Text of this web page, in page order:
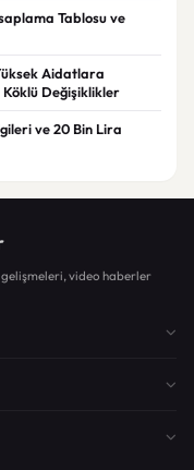
Tablosu ve
Aidatlara
Köklü Değişiklikler
ve 20 Bin Lira
video haberler